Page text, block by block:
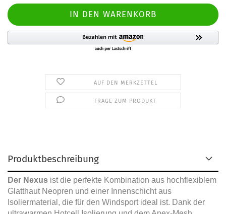
AUF DEN MERKZETTEL
FRAGE ZUM PRODUKT
Produktbeschreibung
Der Nexus ist die perfekte Kombination aus hochflexiblem
Glatthaut Neopren und einer Innenschicht aus
Isoliermaterial, die für den Windsport ideal ist. Dank der